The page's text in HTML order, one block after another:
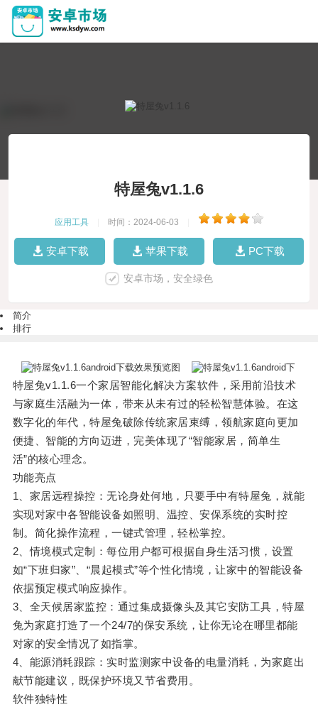
特屋兔v1.1.6
应用工具 时间：2024-06-03
安卓下载 苹果下载 PC下载
安卓市场，安全绿色
简介
排行
特屋兔v1.1.6一个家居智能化解决方案软件，采用前沿技术
与家庭生活融为一体，带来从未有过的轻松智慧体验。在这
数字化的年代，特屋兔破除传统家居束缚，领航家庭向更加
便捷、智能的方向迈进，完美体现了“智能家居，简单生
活”的核心理念。
功能亮点
1、家居远程操控：无论身处何地，只要手中有特屋兔，就能
实现对家中各智能设备如照明、温控、安保系统的实时控
制。简化操作流程，一键式管理，轻松掌控。
2、情境模式定制：每位用户都可根据自身生活习惯，设置
如“下班归家”、“晨起模式”等个性化情境，让家中的智能设备
依据预定模式响应操作。
3、全天候居家监控：通过集成摄像头及其它安防工具，特屋
兔为家庭打造了一个24/7的保安系统，让你无论在哪里都能
对家的安全情况了如指掌。
4、能源消耗跟踪：实时监测家中设备的电量消耗，为家庭出
献节能建议，既保护环境又节省费用。
软件独特性